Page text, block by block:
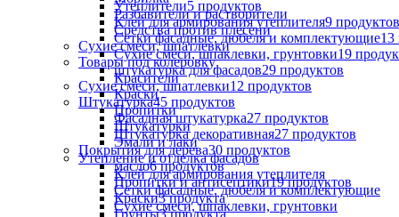
Разбавители и растворители
Средства против плесени
Сухие смеси, шпатлевки
Товары под колеровку
Красители
Краски
Пропитки
Штукатурки
Эмали и лаки
Утепление и отделка фасадов
Клей для армирования утеплителя
Сетки фасадные, дюбеля и комплектующие
Сухие смеси, шпаклевки, грунтовки
Утеплители5 продуктов
Клей для армирования утеплителя9 продуктов
Сетки фасадные, дюбеля и комплектующие13
Сухие смеси, шпаклевки, грунтовки19
штукатурка для фасадов29 продуктов
Сухие смеси, шпатлевки12 продуктов
Штукатурка45 продуктов
Фасадная штукатурка27 продуктов
Штукатурка декоративная27 продуктов
Покрытия для дерева30 продуктов
масло6 продуктов
Пропитки и антисептики19 продуктов
Краски3 продукта
Грунты3 продукта